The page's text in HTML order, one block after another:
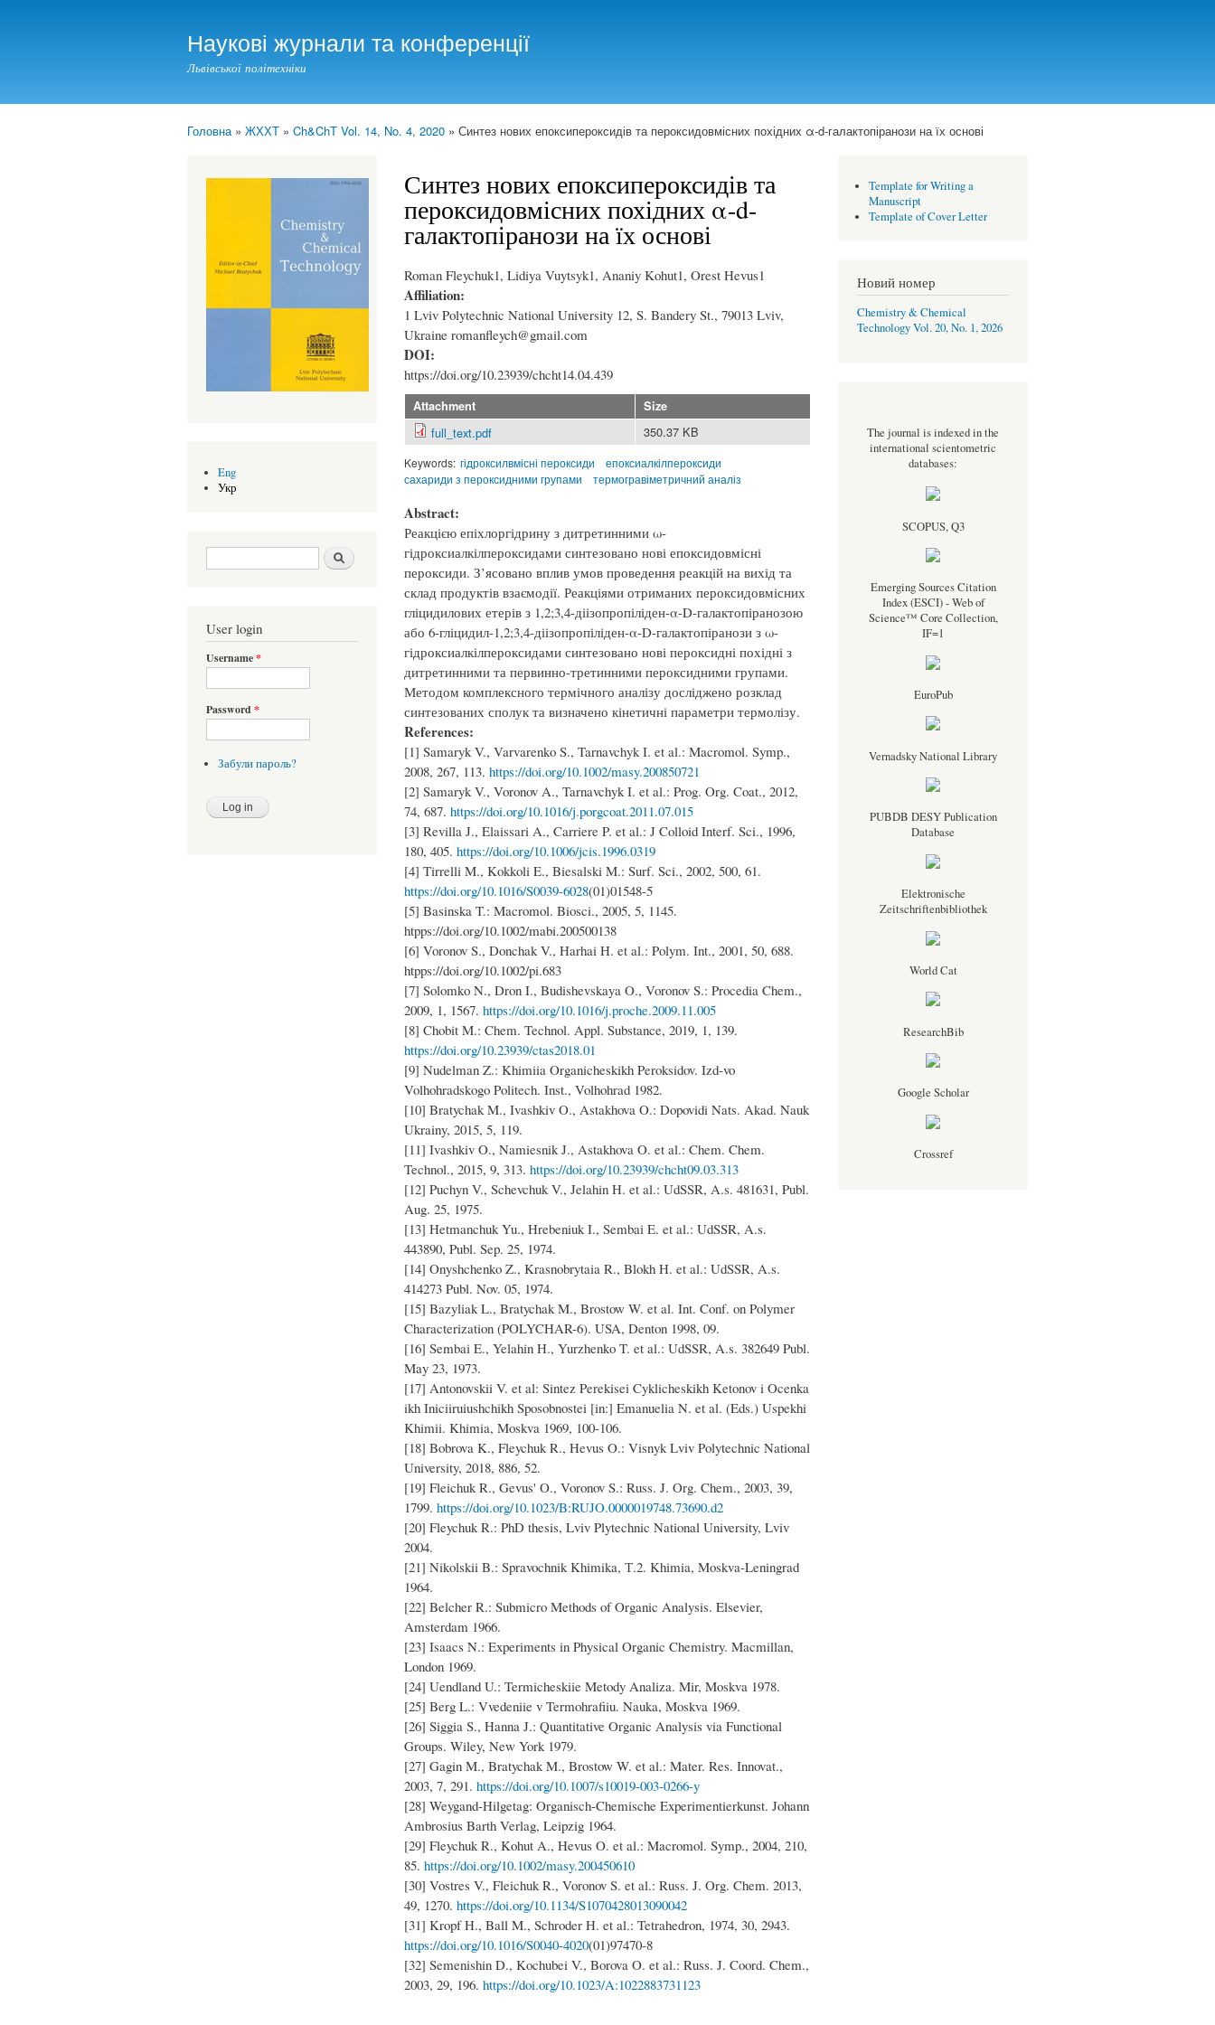
Наукові журнали та конференції
Львівської політехніки
Головна» ЖХХТ » Ch&ChT Vol. 14, No. 4, 2020 » Синтез нових епоксипероксидів та пероксидовмісних похідних α-d-галактопіранози на їх основі
Eng
Укр
Search form Шукати
User login
Username*
Password *
Забули пароль?
Синтез нових епоксипероксидів та
пероксидовмісних похідних α-d-
галактопіранози на їх основі
Roman Fleychuk1, Lidiya Vuytsyk1, Ananiy Kohut1, Orest Hevus1
Affiliation:
1 Lviv Polytechnic National University 12, S. Bandery St., 79013 Lviv,
Ukraine romanfleych@gmail.com
DOI:
https://doi.org/10.23939/chcht14.04.439
Attachment Size
full_text.pdf 350.37 KB
Keywords: гідроксилвмісні пероксиди
епоксиалкілпероксиди
сахариди з пероксидними групами
термогравіметричний аналіз
Abstract:
Реакцією епіхлоргідрину з дитретинними ω-
гідроксиалкілпероксидами синтезовано нові епоксидовмісні
пероксиди. З’ясовано вплив умов проведення реакцій на вихід та
склад продуктів взаємодії. Реакціями отриманих пероксидовмісних
гліцидилових етерів з 1,2;3,4-діізопропіліден-α-D-галактопіранозою
або 6-гліцидил-1,2;3,4-діізопропіліден-α-D-галактопіранози з ω-
гідроксиалкілпероксидами синтезовано нові пероксидні похідні з
дитретинними та первинно-третинними пероксидними групами.
Методом комплексного термічного аналізу досліджено розклад
синтезованих сполук та визначено кінетичні параметри термолізу.
References:
[1] Samaryk V., Varvarenko S., Tarnavchyk I. et al.: Macromol. Symp.,
2008, 267, 113. https://doi.org/10.1002/masy.200850721
[2] Samaryk V., Voronov A., Tarnavchyk I. et al.: Prog. Org. Coat., 2012,
74, 687. https://doi.org/10.1016/j.porgcoat.2011.07.015
[3] Revilla J., Elaissari A., Carriere P. et al.: J Colloid Interf. Sci., 1996,
180, 405. https://doi.org/10.1006/jcis.1996.0319
[4] Tirrelli M., Kokkoli E., Biesalski M.: Surf. Sci., 2002, 500, 61.
https://doi.org/10.1016/S0039-6028(01)01548-5
[5] Basinska T.: Macromol. Biosci., 2005, 5, 1145.
htpps://doi.org/10.1002/mabi.200500138
[6] Voronov S., Donchak V., Harhai H. et al.: Polym. Int., 2001, 50, 688.
htpps://doi.org/10.1002/pi.683
[7] Solomko N., Dron I., Budishevskaya O., Voronov S.: Procedia Chem.,
2009, 1, 1567. https://doi.org/10.1016/j.proche.2009.11.005
[8] Chobit M.: Chem. Technol. Appl. Substance, 2019, 1, 139.
https://doi.org/10.23939/ctas2018.01
[9] Nudelman Z.: Khimiia Organicheskikh Peroksidov. Izd-vo
Volhohradskogo Politech. Inst., Volhohrad 1982.
[10] Bratychak M., Ivashkiv O., Astakhova O.: Dopovidi Nats. Akad. Nauk
Ukrainy, 2015, 5, 119.
[11] Ivashkiv O., Namiesnik J., Astakhova O. et al.: Chem. Chem.
Technol., 2015, 9, 313. https://doi.org/10.23939/chcht09.03.313
[12] Puchyn V., Schevchuk V., Jelahin H. et al.: UdSSR, A.s. 481631, Publ.
Aug. 25, 1975.
[13] Hetmanchuk Yu., Hrebeniuk I., Sembai E. et al.: UdSSR, A.s.
443890, Publ. Sep. 25, 1974.
[14] Onyshchenko Z., Krasnobrytaia R., Blokh H. et al.: UdSSR, A.s.
414273 Publ. Nov. 05, 1974.
[15] Bazyliak L., Bratychak M., Brostow W. et al. Int. Conf. on Polymer
Characterization (POLYCHAR-6). USA, Denton 1998, 09.
[16] Sembai E., Yelahin H., Yurzhenko T. et al.: UdSSR, A.s. 382649 Publ.
May 23, 1973.
[17] Antonovskii V. et al: Sintez Perekisei Cyklicheskikh Ketonov i Ocenka
ikh Iniciiruiushchikh Sposobnostei [in:] Emanuelia N. et al. (Eds.) Uspekhi
Khimii. Khimia, Moskva 1969, 100-106.
[18] Bobrova K., Fleychuk R., Hevus O.: Visnyk Lviv Polytechnic National
University, 2018, 886, 52.
[19] Fleichuk R., Gevus' O., Voronov S.: Russ. J. Org. Chem., 2003, 39,
1799. https://doi.org/10.1023/B:RUJO.0000019748.73690.d2
[20] Fleychuk R.: PhD thesis, Lviv Plytechnic National University, Lviv
2004.
[21] Nikolskii B.: Spravochnik Khimika, Т.2. Khimia, Moskva-Leningrad
1964.
[22] Belcher R.: Submicro Methods of Organic Analysis. Elsevier,
Amsterdam 1966.
[23] Isaacs N.: Experiments in Physical Organic Chemistry. Macmillan,
London 1969.
[24] Uendland U.: Termicheskiie Metody Analiza. Mir, Moskva 1978.
[25] Berg L.: Vvedeniie v Termohrafiiu. Nauka, Moskva 1969.
[26] Siggia S., Hanna J.: Quantitative Organic Analysis via Functional
Groups. Wiley, New York 1979.
[27] Gagin M., Bratychak M., Brostow W. et al.: Mater. Res. Innovat.,
2003, 7, 291. https://doi.org/10.1007/s10019-003-0266-y
[28] Weygand-Hilgetag: Organisch-Chemische Experimentierkunst. Johann
Ambrosius Barth Verlag, Leipzig 1964.
[29] Fleychuk R., Kohut A., Hevus O. et al.: Macromol. Symp., 2004, 210,
85. https://doi.org/10.1002/masy.200450610
[30] Vostres V., Fleichuk R., Voronov S. et al.: Russ. J. Org. Chem. 2013,
49, 1270. https://doi.org/10.1134/S1070428013090042
[31] Kropf H., Ball M., Schroder H. et al.: Tetrahedron, 1974, 30, 2943.
https://doi.org/10.1016/S0040-4020(01)97470-8
[32] Semenishin D., Kochubei V., Borova O. et al.: Russ. J. Coord. Chem.,
2003, 29, 196. https://doi.org/10.1023/A:1022883731123
Template for Writing a
Manuscript
Template of Cover Letter
Новий номер
Chemistry & Chemical
Technology Vol. 20, No. 1, 2026
The journal is indexed in the
international scientometric
databases:
SCOPUS, Q3
Emerging Sources Citation
Index (ESCI) - Web of
Science™ Core Collection,
IF=1
EuroPub
Vernadsky National Library
PUBDB DESY Publication
Database
Elektronische
Zeitschriftenbibliothek
World Cat
ResearchBib
Google Scholar
Crossref